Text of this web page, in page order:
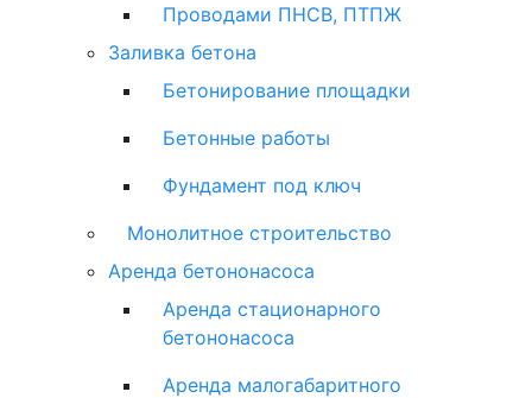
Проводами ПНСВ, ПТПЖ
Заливка бетона
Бетонирование площадки
Бетонные работы
Фундамент под ключ
Монолитное строительство
Аренда бетононасоса
Аренда стационарного
бетононасоса
Аренда малогабаритного